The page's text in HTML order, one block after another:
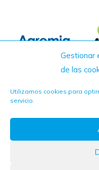
Gestionar
de las
Utilizamos cookies para
servicio.